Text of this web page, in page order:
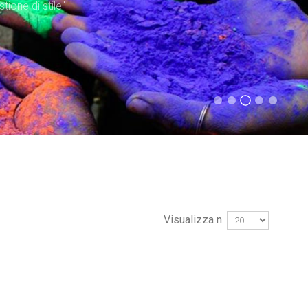
di stile"
Visualizza n.